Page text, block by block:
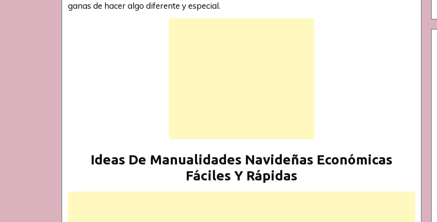
ganas de hacer algo diferente y especial.
Ideas De Manualidades Navideñas Económicas
Fáciles Y Rápidas